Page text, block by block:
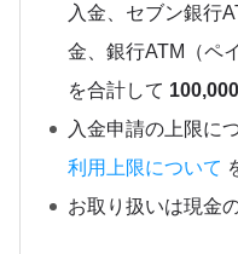
入金、セブン銀行
金、銀行ATM（ペ
を合計して
入金申請の上限に
利用上限について
お取り扱いは現金